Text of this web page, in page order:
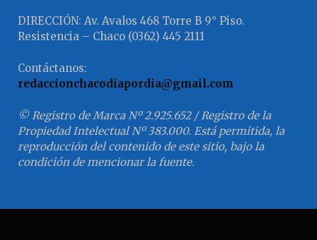
DIRECCIÓN: Av. Avalos 468 Torre B 9° Piso.
Resistencia – Chaco (0362) 445 2111
Contáctanos:
redaccionchacodiapordia@gmail.com
© Registro de Marca Nº 2.925.652 / Registro de la
Propiedad Intelectual Nº 383.000. Está permitida, la
reproducción del contenido de este sitio, bajo la
condición de mencionar la fuente.